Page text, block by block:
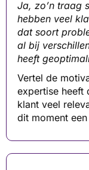
Ja, zo’n traag
hebben veel
dat soort
al bij
heeft
Vertel de
expertise heeft
klant veel
dit moment